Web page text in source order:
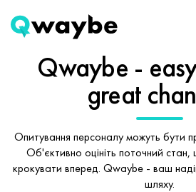
Qwaybe -
great
Опитування персоналу можуть бути
Об'єктивно оцініть поточний
крокувати вперед. Qwaybe - ваш
шляху.